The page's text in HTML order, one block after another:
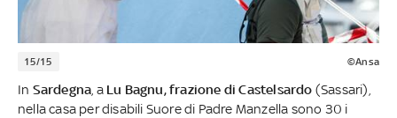
15/15 ©Ansa
In Sardegna , a Lu Bagnu, frazione di Castelsardo (Sassari),
nella casa per disabili Suore di Padre Manzella sono 30 i